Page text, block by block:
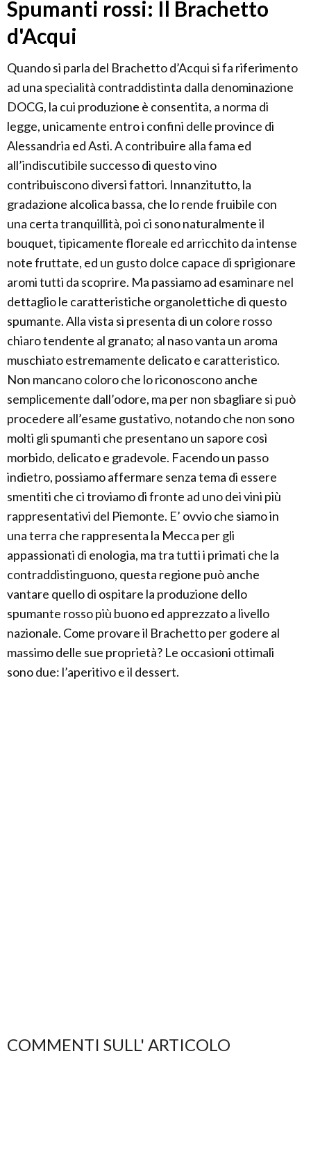
Spumanti rossi: Il Brachetto
d'Acqui
Quando si parla del Brachetto d’Acqui si fa riferimento
ad una specialità contraddistinta dalla denominazione
DOCG, la cui produzione è consentita, a norma di
legge, unicamente entro i confini delle province di
Alessandria ed Asti. A contribuire alla fama ed
all’indiscutibile successo di questo vino
contribuiscono diversi fattori. Innanzitutto, la
gradazione alcolica bassa, che lo rende fruibile con
una certa tranquillità, poi ci sono naturalmente il
bouquet, tipicamente floreale ed arricchito da intense
note fruttate, ed un gusto dolce capace di sprigionare
aromi tutti da scoprire. Ma passiamo ad esaminare nel
dettaglio le caratteristiche organolettiche di questo
spumante. Alla vista si presenta di un colore rosso
chiaro tendente al granato; al naso vanta un aroma
muschiato estremamente delicato e caratteristico.
Non mancano coloro che lo riconoscono anche
semplicemente dall’odore, ma per non sbagliare si può
procedere all’esame gustativo, notando che non sono
molti gli spumanti che presentano un sapore così
morbido, delicato e gradevole. Facendo un passo
indietro, possiamo affermare senza tema di essere
smentiti che ci troviamo di fronte ad uno dei vini più
rappresentativi del Piemonte. E’ ovvio che siamo in
una terra che rappresenta la Mecca per gli
appassionati di enologia, ma tra tutti i primati che la
contraddistinguono, questa regione può anche
vantare quello di ospitare la produzione dello
spumante rosso più buono ed apprezzato a livello
nazionale. Come provare il Brachetto per godere al
massimo delle sue proprietà? Le occasioni ottimali
sono due: l’aperitivo e il dessert.
COMMENTI SULL' ARTICOLO